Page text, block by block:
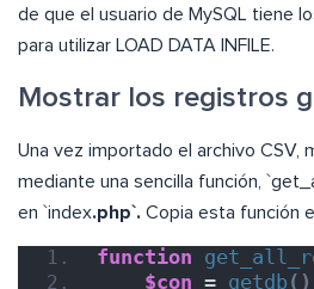
de que el usuario de MySQL tiene
para utilizar LOAD DATA INFILE.
Mostrar los registros
Una vez importado el archivo CSV,
mediante una sencilla función,
en `index.php`. Copia esta función
function
$con = getdb()